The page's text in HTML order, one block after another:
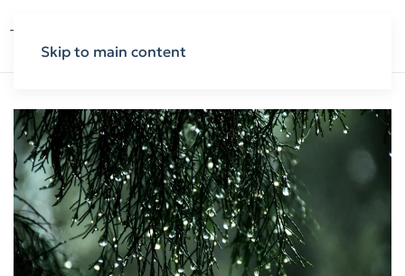
Skip to main content